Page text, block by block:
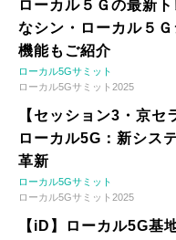
ローカル５Ｇの最新
なシン・ローカル５
機能もご紹介
ローカル5Gサミット
ローカル5Gサミット2025
【セッション3・京
ローカル5G：新シス
革新
ローカル5Gサミット
ローカル5Gサミット2025
【iD】ローカル5G